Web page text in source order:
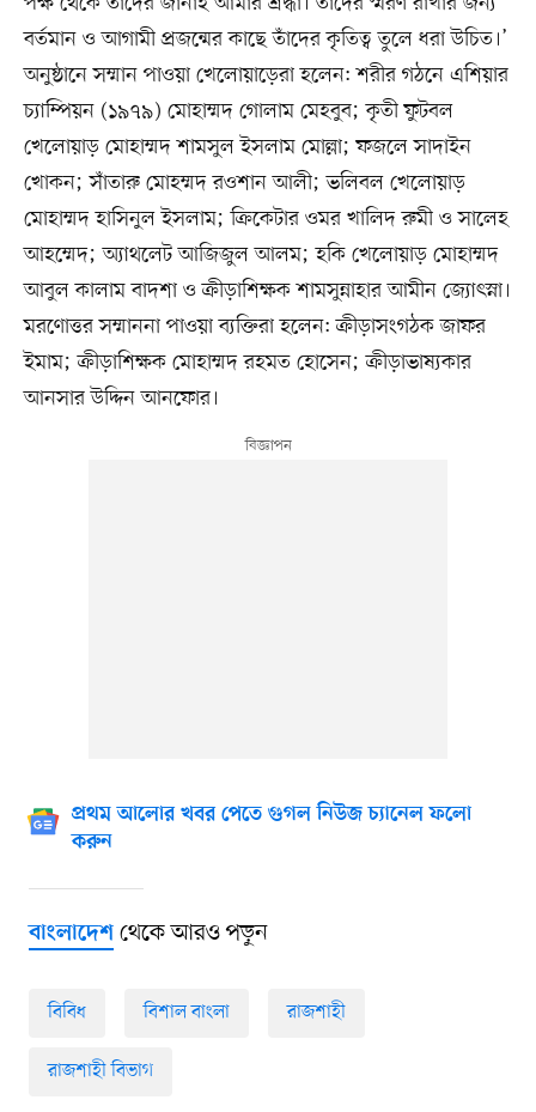
বর্তমান ও আগামী প্রজন্মের কাছে তাঁদের কৃতিত্ব তুলে ধরা উচিত।’
অনুষ্ঠানে সম্মান পাওয়া খেলোয়াড়েরা হলেন: শরীর গঠনে এশিয়ার
চ্যাম্পিয়ন (১৯৭৯) মোহাম্মদ গোলাম মেহবুব; কৃতী ফুটবল
খেলোয়াড় মোহাম্মদ শামসুল ইসলাম মোল্লা; ফজলে সাদাইন
খোকন; সাঁতারু মোহম্মদ রওশান আলী; ভলিবল খেলোয়াড়
মোহাম্মদ হাসিনুল ইসলাম; ক্রিকেটার ওমর খালিদ রুমী ও সালেহ
আহম্মেদ; অ্যাথলেট আজিজুল আলম; হকি খেলোয়াড় মোহাম্মদ
আবুল কালাম বাদশা ও ক্রীড়াশিক্ষক শামসুন্নাহার আমীন জ্যোৎস্না।
মরণোত্তর সম্মাননা পাওয়া ব্যক্তিরা হলেন: ক্রীড়াসংগঠক জাফর
ইমাম; ক্রীড়াশিক্ষক মোহাম্মদ রহমত হোসেন; ক্রীড়াভাষ্যকার
আনসার উদ্দিন আনফোর।
প্রথম আলোর খবর পেতে গুগল নিউজ চ্যানেল ফলো
করুন
বাংলাদেশথেকে আরও পড়ুন
বিবিধ বিশাল বাংলা রাজশাহী
রাজশাহী বিভাগ